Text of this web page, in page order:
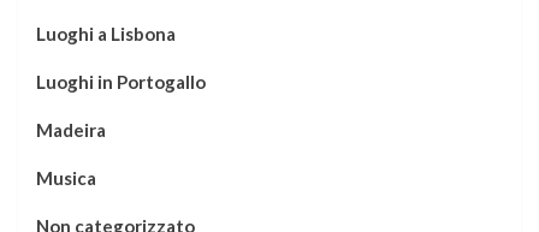
Luoghi a Lisbona
Luoghi in Portogallo
Madeira
Musica
Non categorizzato